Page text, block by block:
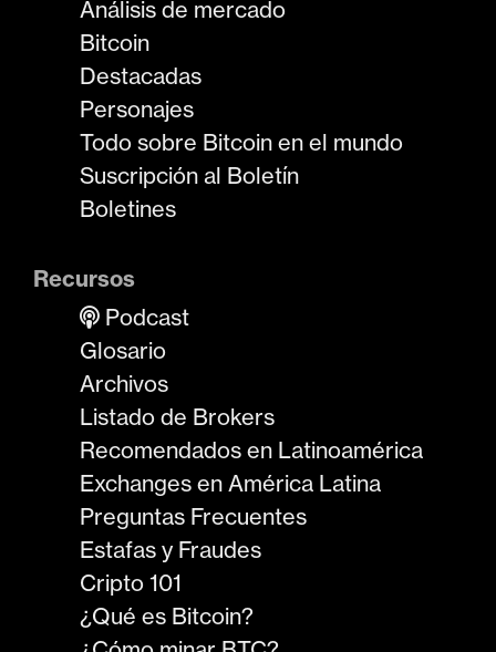
Análisis de mercado
Bitcoin
Destacadas
Personajes
Todo sobre Bitcoin en el mundo
Suscripción al Boletín
Boletines
Recursos
Podcast
Glosario
Archivos
Listado de Brokers
Recomendados en Latinoamérica
Exchanges en América Latina
Preguntas Frecuentes
Estafas y Fraudes
Cripto 101
¿Qué es Bitcoin?